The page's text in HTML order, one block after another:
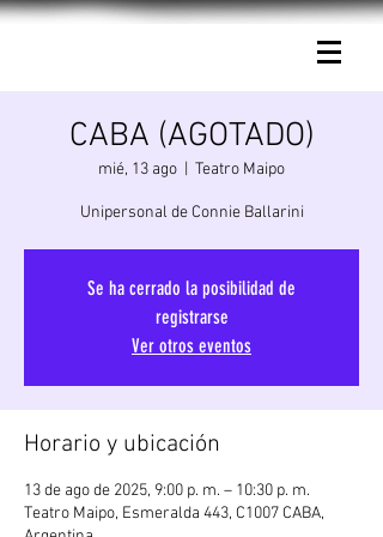
CABA (AGOTADO)
mié, 13 ago Teatro Maipo
Unipersonal de Connie Ballarini
Se ha cerrado la posibilidad de
registrarse
Ver otros eventos
Horario y ubicación
13 de ago de 2025, 9:00 p. m. – 10:30 p. m.
Teatro Maipo, Esmeralda 443, C1007 CABA,